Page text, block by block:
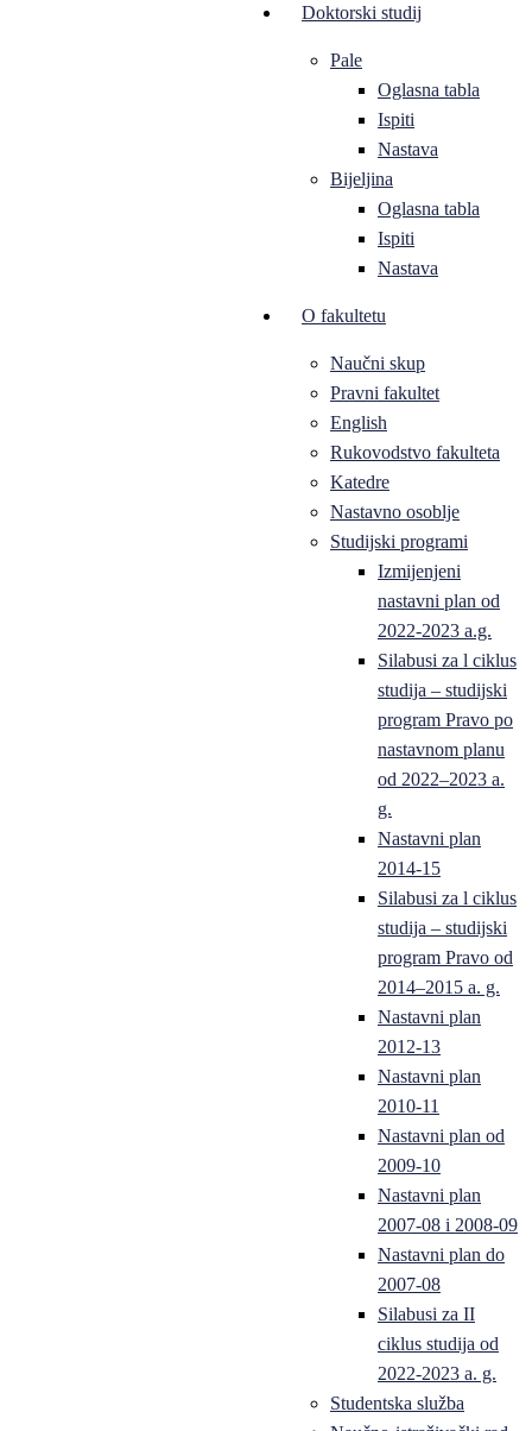
Doktorski studij
Pale
Oglasna tabla
Ispiti
Nastava
Bijeljina
Oglasna tabla
Ispiti
Nastava
O fakultetu
Naučni skup
Pravni fakultet
English
Rukovodstvo fakulteta
Katedre
Nastavno osoblje
Studijski programi
Izmijenjeni
nastavni plan od
2022-2023 a.g.
Silabusi za l ciklus
studija – studijski
program Pravo po
nastavnom planu
od 2022–2023 a.
g.
Nastavni plan
2014-15
Silabusi za l ciklus
studija – studijski
program Pravo od
2014–2015 a. g.
Nastavni plan
2012-13
Nastavni plan
2010-11
Nastavni plan od
2009-10
Nastavni plan
2007-08 i 2008-09
Nastavni plan do
2007-08
Silabusi za II
ciklus studija od
2022-2023 a. g.
Studentska služba